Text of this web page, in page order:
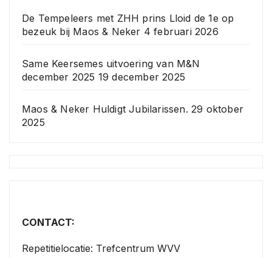
De Tempeleers met ZHH prins Lloid de 1e op
bezeuk bij Maos & Neker 4 februari 2026
Same Keersemes uitvoering van M&N
december 2025 19 december 2025
Maos & Neker Huldigt Jubilarissen. 29 oktober
2025
CONTACT:
Repetitielocatie: Trefcentrum WVV